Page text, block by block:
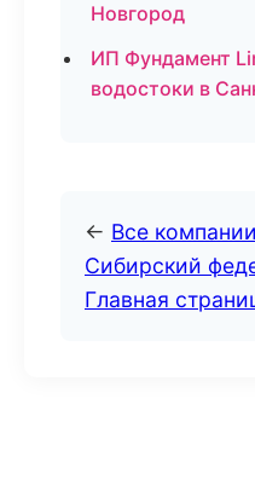
Новгород
ИП Фундамент
водостоки в
← Все
Сибирский
Главная